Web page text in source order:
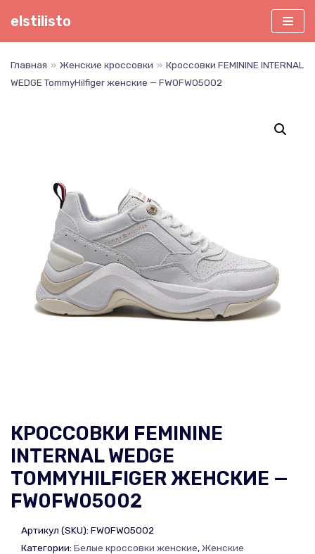
Перейти
elstilisto
Главная » Женские кроссовки » Кроссовки FEMININE INTERNAL
WEDGE TommyHilfiger женские — FW0FW05002
КРОССОВКИ FEMININE
INTERNAL WEDGE
TOMMYHILFIGER ЖЕНСКИЕ —
FW0FW05002
Артикул (SKU): FW0FW05002
Категории: Белые кроссовки женские,Женские